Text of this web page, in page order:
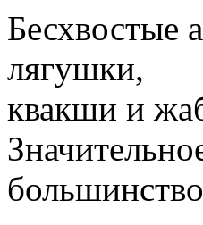
Бесхвостые
лягушки,
квакши и